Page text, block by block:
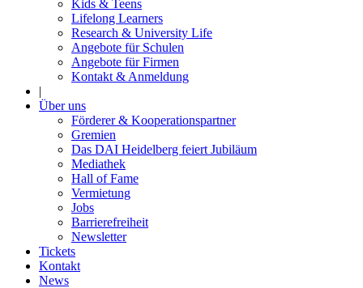
Kids & Teens
Lifelong Learners
Research & University Life
Angebote für Schulen
Angebote für Firmen
Kontakt & Anmeldung
|
Über uns
Förderer & Kooperationspartner
Gremien
Das DAI Heidelberg feiert Jubiläum
Mediathek
Hall of Fame
Vermietung
Jobs
Barrierefreiheit
Newsletter
Tickets
Kontakt
News